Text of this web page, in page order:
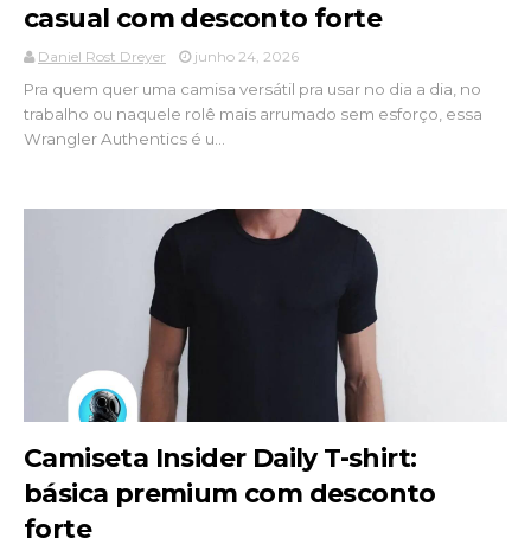
casual com desconto forte
Daniel Rost Dreyer junho 24, 2026
Pra quem quer uma camisa versátil pra usar no dia a dia, no
trabalho ou naquele rolê mais arrumado sem esforço, essa
Wrangler Authentics é u...
Camiseta Insider Daily T-shirt:
básica premium com desconto
forte